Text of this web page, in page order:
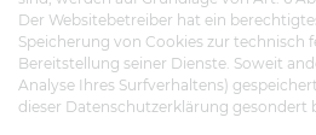
Der Websitebetreiber hat ein
Speicherung von Cookies zur
Bereitstellung seiner Dienste. Soweit
Analyse Ihres Surfverhaltens)
dieser Datenschutzerklärung gesondert